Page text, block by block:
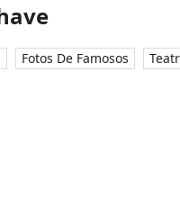
Fotos De Famosos